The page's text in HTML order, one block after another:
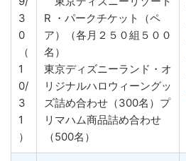
3
0
（
1
0/
3
1
）
R ・パークチケット（ペ
ア）（各月２５０組５００
名）
東京ディズニーランド・オ
リジナルハロウィーングッ
ズ詰め合わせ（300名）プ
リマハム商品詰め合わせ
（500名）